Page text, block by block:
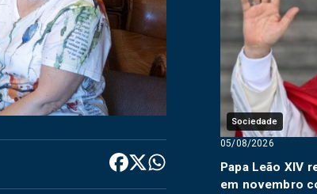
Sociedade
05/08/2026
Papa Leão XIV
em novembro